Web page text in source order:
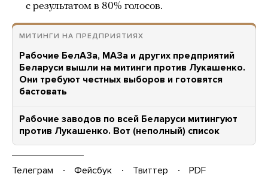
с результатом в 80% голосов.
МИТИНГИ НА ПРЕДПРИЯТИЯХ
Рабочие БелАЗа, МАЗа и других предприятий
Беларуси вышли на митинги против Лукашенко.
Они требуют честных выборов и готовятся
бастовать
Рабочие заводов по всей Беларуси митингуют
против Лукашенко. Вот (неполный) список
Телеграм Фейсбук Твиттер
PDF